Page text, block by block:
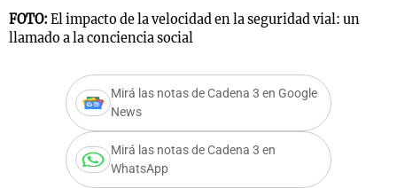
FOTO: El impacto de la velocidad en la seguridad vial: un
llamado a la conciencia social
Mirá las notas de Cadena 3 en Google
News
Mirá las notas de Cadena 3 en
WhatsApp